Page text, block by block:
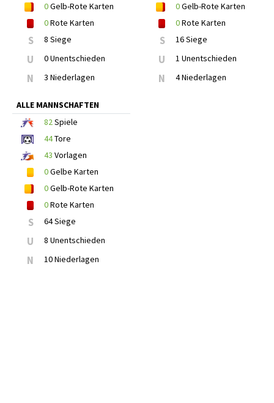
0Gelb-Rote Karten
0Rote Karten
S 8 Siege
U 0 Unentschieden
N 3 Niederlagen
0Gelb-Rote Karten
0Rote Karten
S 16 Siege
U 1 Unentschieden
N 4 Niederlagen
ALLE MANNSCHAFTEN
82Spiele
44Tore
43 Vorlagen
0Gelbe Karten
0Gelb-Rote Karten
0Rote Karten
S 64 Siege
U 8 Unentschieden
N 10 Niederlagen